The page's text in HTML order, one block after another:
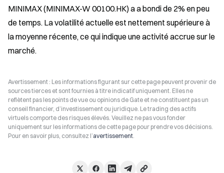
MINIMAX (MINIMAX-W 00100.HK) a a bondi de 2% en peu
de temps. La volatilité actuelle est nettement supérieure à
la moyenne récente, ce qui indique une activité accrue sur le
marché.
Avertissement : Les informations figurant sur cette page peuvent provenir de
sources tierces et sont fournies à titre indicatif uniquement. Elles ne
reflètent pas les points de vue ou opinions de Gate et ne constituent pas un
conseil financier, d’investissement ou juridique. Le trading des actifs
virtuels comporte des risques élevés. Veuillez ne pas vous fonder
uniquement sur les informations de cette page pour prendre vos décisions.
Pour en savoir plus, consultez l’avertissement.